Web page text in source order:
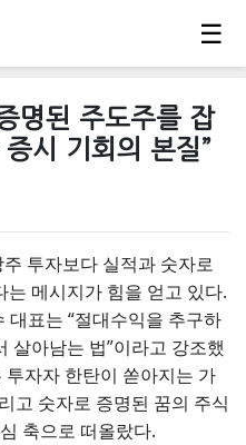
☰
명된 주도주를 잡
시 기회의 본질”
투자보다 실적과 숫자로
메시지가 힘을 얻고 있다.
대표는 “절대수익을 추구하
살아남는 법”이라고 강조했
투자자 한탄이 쏟아지는 가
고 숫자로 증명된 꿈의 주식
축으로 떠올랐다.